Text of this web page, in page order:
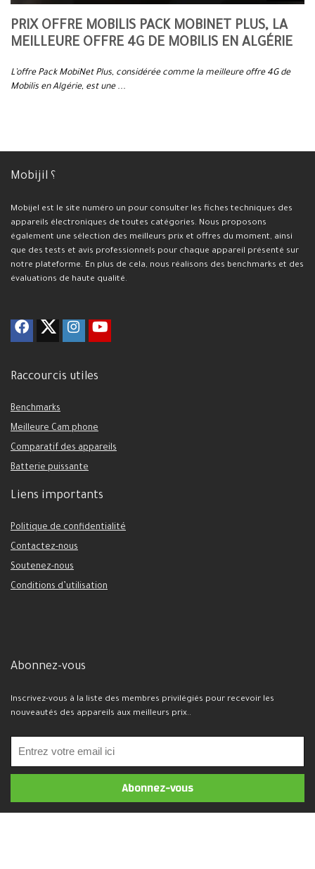
PRIX OFFRE MOBILIS PACK MOBINET PLUS, LA
MEILLEURE OFFRE 4G DE MOBILIS EN ALGÉRIE
L’offre Pack MobiNet Plus, considérée comme la meilleure offre 4G de
Mobilis en Algérie, est une ...
Mobijil ؟
Mobijel est le site numéro un pour consulter les fiches techniques des
appareils électroniques de toutes catégories. Nous proposons
également une sélection des meilleurs prix et offres du moment, ainsi
que des tests et avis professionnels pour chaque appareil présenté sur
notre plateforme. En plus de cela, nous réalisons des benchmarks et des
évaluations de haute qualité.
Raccourcis utiles
Benchmarks
Meilleure Cam phone
Comparatif des appareils
Batterie puissante
Liens importants
Politique de confidentialité
Contactez-nous
Soutenez-nous
Conditions d’utilisation
Abonnez-vous
Inscrivez-vous à la liste des membres privilégiés pour recevoir les
nouveautés des appareils aux meilleurs prix..